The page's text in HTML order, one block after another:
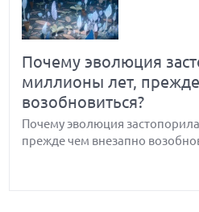
Почему эволюция
миллионы лет,
возобновиться?
Почему эволюция
прежде чем внезапно